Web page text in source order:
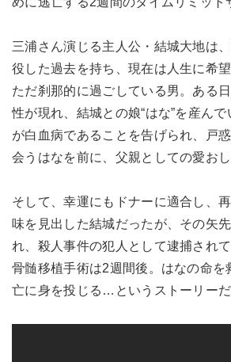
三浦さん演じる主人公・結城大地は
役した過去を持ち、現在は人生に希
ただ刹那的に過ごしている男。ある
性が現れ、結城との娘“はな”を産ん
が白血病であることを告げられ、戸
会うはなを前に、父親としての愛おし
そして、幸運にもドナーに適合し、
味を見出した結城だったが、その矢
れ、殺人事件の犯人として逮捕され
骨髄移植手術は2週間後。はなの命を
亡に身を投じる…というストーリーだ